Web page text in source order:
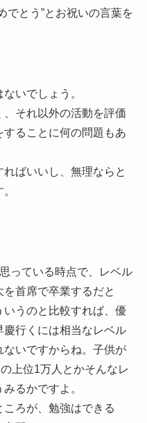
でとう”とお祝いの言葉を
いでしょう。
それ以外の活動を評価
することに何の問題もあ
ばいいし、無理ならと
っている時点で、レベル
首席で卒業するだと
うのと比較すれば、優
行くには相当なレベル
ないですからね。子供が
上位1万人とかそんなレ
るかですよ。
ろが、勉強はできる